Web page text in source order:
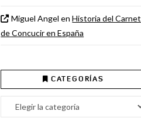
Miguel Angel enHistoria del Carnet
de Concucir en España
CATEGORÍAS
Categorías